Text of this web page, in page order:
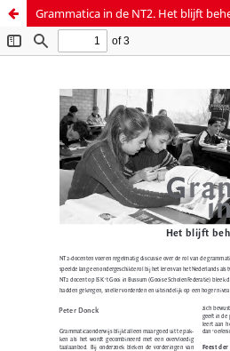
Grammatica in de NT2. Het blijft